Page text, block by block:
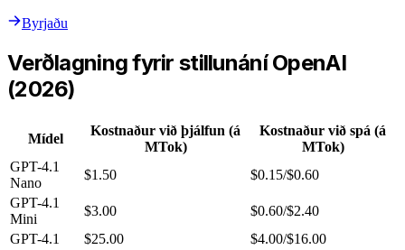
Byrjaðu
Verðlagning fyrir stillunání OpenAI
(2026)
Mídel
Kostnaður við þjálfun (á
MTok)
Kostnaður við spá (á
MTok)
GPT-4.1
Nano
$1.50
$0.15/$0.60
GPT-4.1
Mini
$3.00
$0.60/$2.40
GPT-4.1
$25.00
$4.00/$16.00